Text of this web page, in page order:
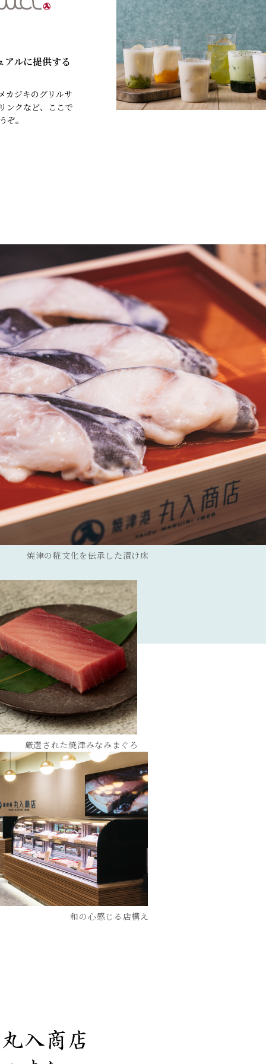
ルに提供する
カジキのグリルサ
ンクなど、ここで
ぞ。
焼津の糀文化を伝承した漬け床
厳選された焼津みなみまぐろ
和の心感じる店構え